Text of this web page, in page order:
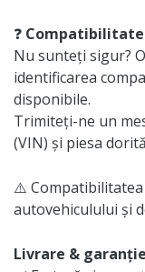
❓
Nu sunteți sigur?
identificarea
disponibile.
Trimiteți-ne un
(VIN) și piesa
⚠️
autovehiculului și
Livrare &